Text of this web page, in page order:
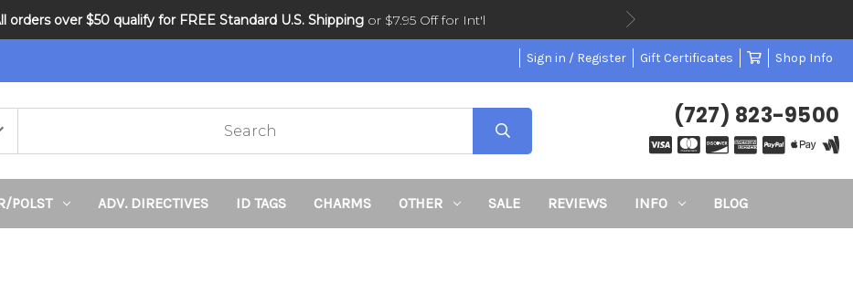
DNR and POLST
orders over $50 qualify for FREE Standard U.S. Shipping or $7.95 Off for Int'l
Sign in / Register Gift Certificates Shop Info
(727) 823-9500
POLST ADV. DIRECTIVES ID TAGS CHARMS OTHER SALE REVIEWS INFO BLOG